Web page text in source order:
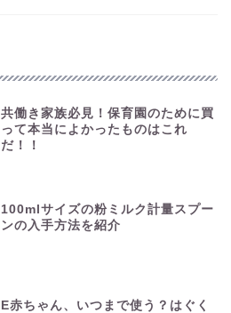
共働き家族必見！保育園のために買
って本当によかったものはこれ
だ！！
100mlサイズの粉ミルク計量スプー
ンの入手方法を紹介
E赤ちゃん、いつまで使う？はぐく